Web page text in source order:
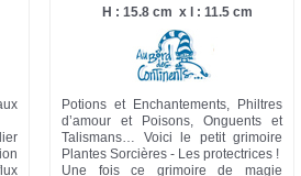
H : 15.8 cm x l : 11.5 cm
Potions et Enchantements, Philtres
d’amour et Poisons, Onguents et
Talismans… Voici le petit grimoire
Plantes Sorcières - Les protectrices !
Une fois ce grimoire de magie